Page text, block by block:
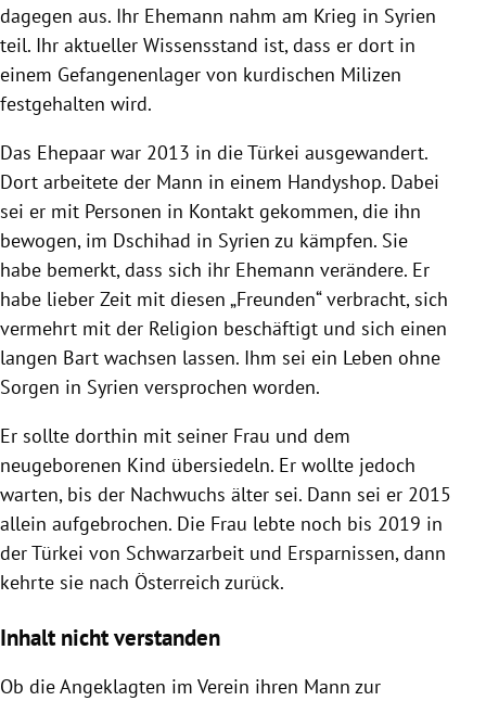
dagegen aus. Ihr Ehemann nahm am Krieg in Syrien
teil. Ihr aktueller Wissensstand ist, dass er dort in
einem Gefangenenlager von kurdischen Milizen
festgehalten wird.
Das Ehepaar war 2013 in die Türkei ausgewandert.
Dort arbeitete der Mann in einem Handyshop. Dabei
sei er mit Personen in Kontakt gekommen, die ihn
bewogen, im Dschihad in Syrien zu kämpfen. Sie
habe bemerkt, dass sich ihr Ehemann verändere. Er
habe lieber Zeit mit diesen „Freunden“ verbracht, sich
vermehrt mit der Religion beschäftigt und sich einen
langen Bart wachsen lassen. Ihm sei ein Leben ohne
Sorgen in Syrien versprochen worden.
Er sollte dorthin mit seiner Frau und dem
neugeborenen Kind übersiedeln. Er wollte jedoch
warten, bis der Nachwuchs älter sei. Dann sei er 2015
allein aufgebrochen. Die Frau lebte noch bis 2019 in
der Türkei von Schwarzarbeit und Ersparnissen, dann
kehrte sie nach Österreich zurück.
Inhalt nicht verstanden
Ob die Angeklagten im Verein ihren Mann zur